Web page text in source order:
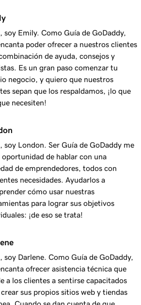
soy Emily. Como Guía de GoDaddy,
poder ofrecer a nuestros clientes
de ayuda, consejos y
Es un gran paso comenzar tu
negocio, y quiero que nuestros
sepan que los respaldamos, ¡lo que
necesiten!
soy London. Ser Guía de GoDaddy me
oportunidad de hablar con una
de emprendedores, todos con
necesidades. Ayudarlos a
cómo usar nuestras
para lograr sus objetivos
¡de eso se trata!
soy Darlene. Como Guía de GoDaddy,
ofrecer asistencia técnica que
a los clientes a sentirse capacitados
crear sus propios sitios web y tiendas